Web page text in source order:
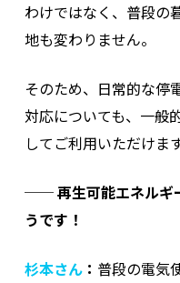
わけではなく、普段の
地も変わりません。
そのため、日常的な停
対応についても、一般
してご利用いただけます
──再生可能エネルギ
うです！
杉本さん： 普段の電気